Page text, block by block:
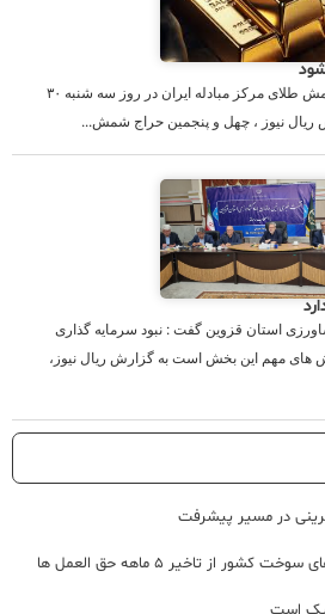
ریال نیوز : چهل و پنجمین حراج شمش طلای مرکز مبادله ایران در روز سه شنبه ۳۰
ریال نیوز ، چهل و پنجمین حراج شمش...
استان قزوین گفت : نبود سرمایه گذاری
های مهم این بخش است به گزارش ریال نیوز،
در مسیر پیشرفت
از تاخیر ۵ ماهه حق العمل ها